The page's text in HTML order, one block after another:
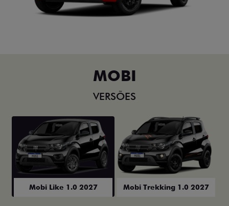
MOBI
VERSÕES
Mobi Like 1.0 2027 Mobi Trekking 1.0 2027